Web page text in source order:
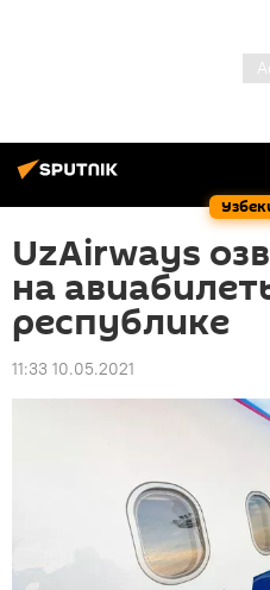
UzAirways
на
республике
11:33 10.05.2021